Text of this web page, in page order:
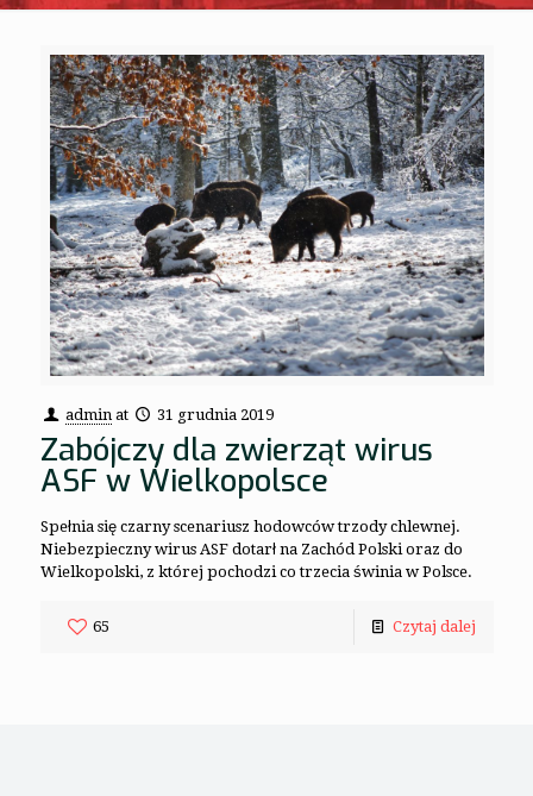
admin at 31 grudnia 2019
Zabójczy dla zwierząt wirus
ASF w Wielkopolsce
Spełnia się czarny scenariusz hodowców trzody chlewnej.
Niebezpieczny wirus ASF dotarł na Zachód Polski oraz do
Wielkopolski, z której pochodzi co trzecia świnia w Polsce.
65 Czytaj dalej